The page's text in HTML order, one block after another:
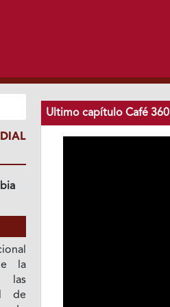
la
las
de
Ultimo capítulo Café 360